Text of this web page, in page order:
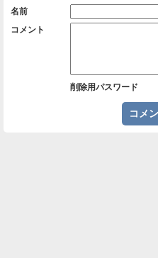
名前
コメント
削除用パスワード